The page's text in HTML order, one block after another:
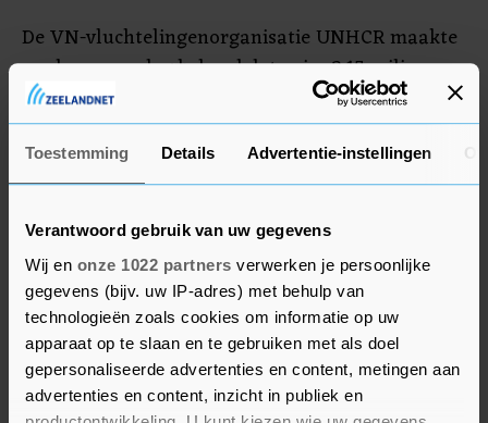
Toestemming Details Advertentie-instellingen
Verantwoord gebruik van uw gegevens
Wij en onze 1022 partners verwerken je persoonlijke
gegevens (bijv. uw IP-adres) met behulp van
technologieën zoals cookies om informatie op uw
apparaat op te slaan en te gebruiken met als doel
gepersonaliseerde advertenties en content, metingen aan
advertenties en content, inzicht in publiek en
De VN-vluchtelingenorganisatie UNHCR maakte
eerder woensdag bekend dat ruim 2,15 miljoen
mensen uit Oekraïne zijn gevlucht. Door het
aanhoudende geweld vluchten dagelijks nog
steeds veel mensen het land uit. Het is niet
duidelijk hoeveel vluchtelingen precies in
Duitsland zijn aangekomen, omdat er in de
Europese Unie geen grenscontroles zijn.